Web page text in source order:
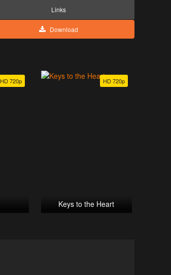
Links
Download
HD 720p HD 720p
Keys to the Heart